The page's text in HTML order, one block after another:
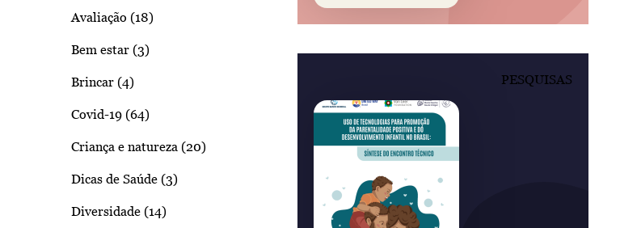
Avaliação (18)
Bem estar (3)
Brincar (4)
Covid-19 (64)
Criança e natureza (20)
Dicas de Saúde (3)
Diversidade (14)
PESQUISAS